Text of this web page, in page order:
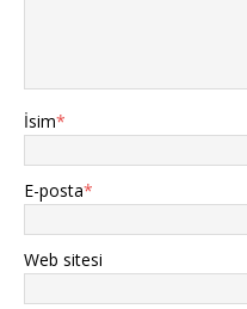
İsim*
E-posta*
Web sitesi